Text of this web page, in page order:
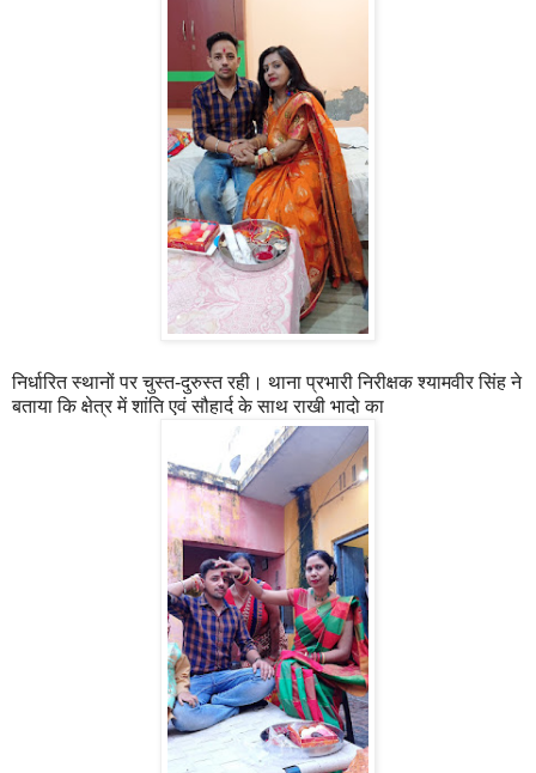
निर्धारित स्थानों पर चुस्त-दुरुस्त रही। थाना प्रभारी निरीक्षक श्यामवीर सिंह ने
बताया कि क्षेत्र में शांति एवं सौहार्द के साथ राखी भादो का